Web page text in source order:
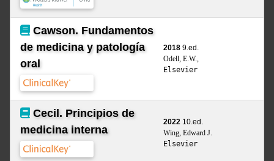
Cawson. Fundamentos
de medicina y patología
oral
2018 9.ed.
Odell, E.W.,
Elsevier
Cecil. Principios de
medicina interna
2022 10.ed.
Wing, Edward J.
Elsevier